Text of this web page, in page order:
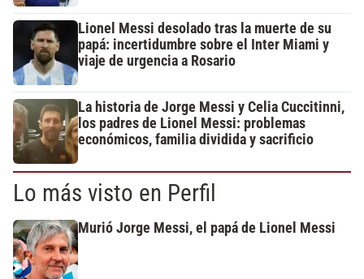
Lionel Messi desolado tras la muerte de su
papá: incertidumbre sobre el Inter Miami y
viaje de urgencia a Rosario
La historia de Jorge Messi y Celia Cuccitinni,
los padres de Lionel Messi: problemas
económicos, familia dividida y sacrificio
Lo más visto en Perfil
Murió Jorge Messi, el papá de Lionel Messi